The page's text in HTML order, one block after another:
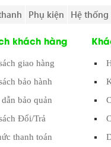
Phụ kiện Hệ
khách hàng
giao hàng
bảo hành
bảo quản
Đổi/Trả
thanh toán